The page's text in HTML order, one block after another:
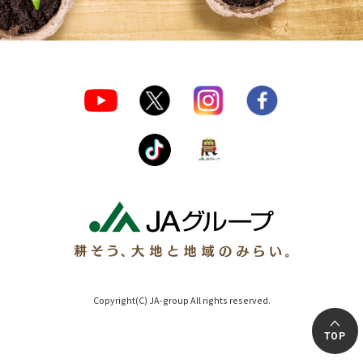
Copyright(C) JA-group All rights reserved.
TOP